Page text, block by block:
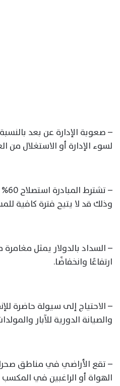
– صعوبة الإدارة عن بعد
لسوء الإدارة أو الاستغلال من
وذلك قد لا يتيح فترة كافية
– السداد بالدولار يمثل
ارتفاعًا وانخفاضًا.
– الاحتياج إلى سيولة حاضرة
والصيانة الدورية للآبار
– تقع الأراضي في مناطق
الهواة أو الراغبين في المكسب